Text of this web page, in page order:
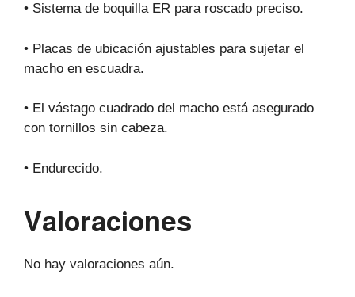
• Sistema de boquilla ER para roscado preciso.
• Placas de ubicación ajustables para sujetar el
macho en escuadra.
• El vástago cuadrado del macho está asegurado
con tornillos sin cabeza.
• Endurecido.
Valoraciones
No hay valoraciones aún.